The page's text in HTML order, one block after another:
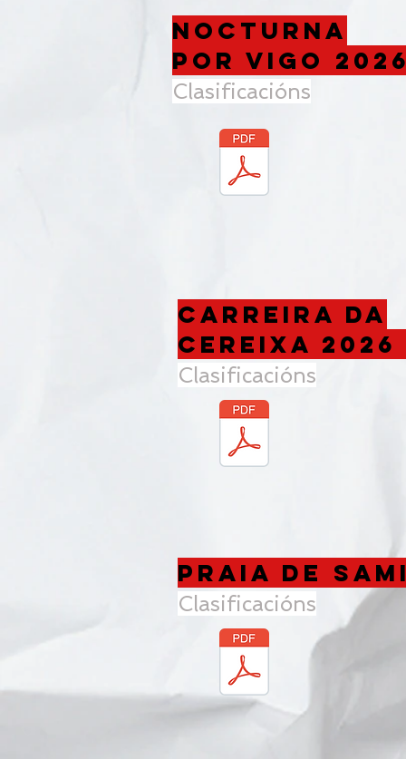
Nocturna
Por VIGO
Clasificacións
Carreira da
cereixa
Clasificacións
Praia de
Clasificacións